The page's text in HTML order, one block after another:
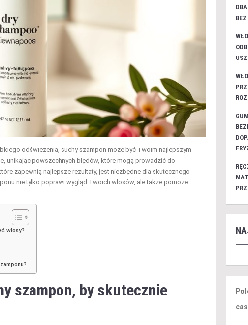
odświeżenia, suchy szampon może być Twoim najlepszym
unikając powszechnych błędów, które mogą prowadzić do
zapewnią najlepsze rezultaty, jest niezbędne dla skutecznego
nie tylko poprawi wygląd Twoich włosów, ale także pomoże
włosy?
szampon, by skutecznie
BEZ